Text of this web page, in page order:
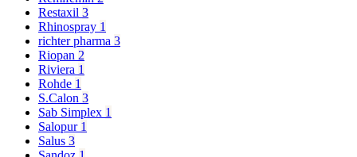
Restaxil 3
Rhinospray 1
richter pharma 3
Riopan 2
Riviera 1
Rohde 1
S.Calon 3
Sab Simplex 1
Salopur 1
Salus 3